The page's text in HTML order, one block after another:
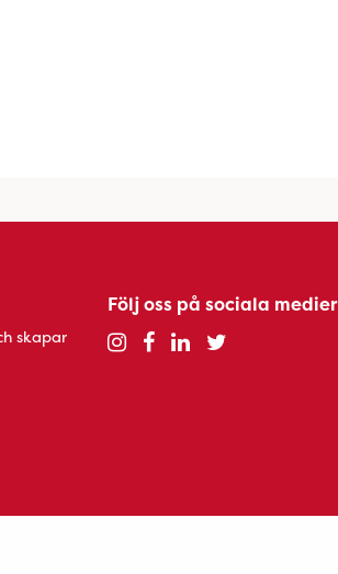
skapar
Följ oss på sociala medier